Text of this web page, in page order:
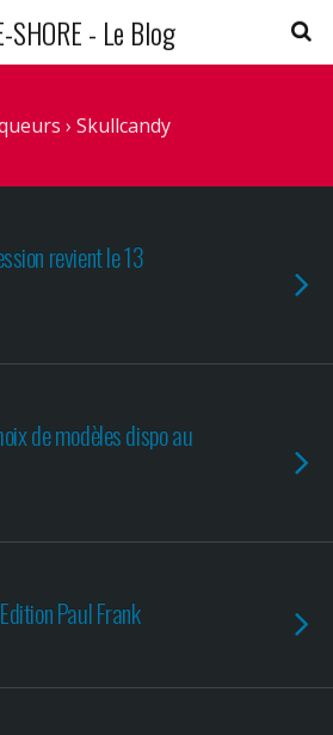
SHORE - Le Blog
› Skullcandy
revient le 13
de modèles dispo au
Paul Frank